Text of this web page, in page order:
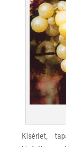
Kísérlet,